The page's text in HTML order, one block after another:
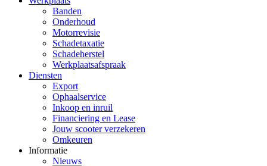
Banden
Onderhoud
Motorrevisie
Schadetaxatie
Schadeherstel
Werkplaatsafspraak
Diensten
Export
Ophaalservice
Inkoop en inruil
Financiering en Lease
Jouw scooter verzekeren
Omkeuren
Informatie
Nieuws